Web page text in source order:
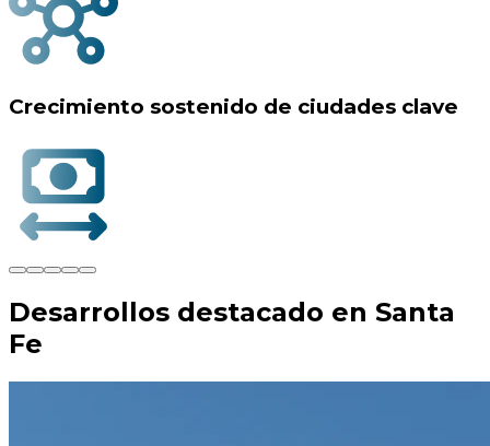
De Lun - Vie desde 9 hr - 17 hr
Oficina de Punta del Este
3534232708
Leyenda Patria esquina La Rambla, Parada 7
Oficinas Comerciales
De Lun - Vie desde 9 hr - 17 hr